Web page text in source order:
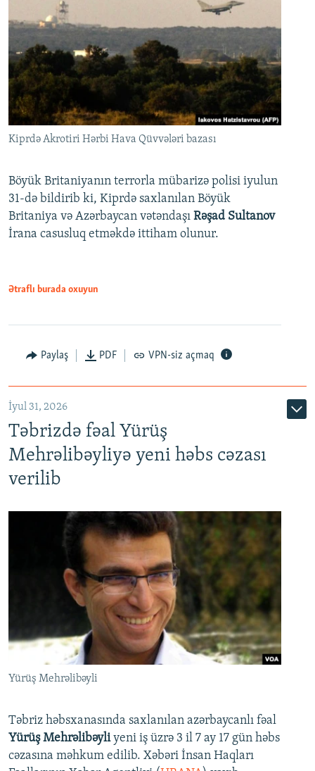
Kiprdə Akrotiri Hərbi Hava Qüvvələri bazası
Böyük Britaniyanın terrorla mübarizə polisi iyulun
31-də bildirib ki, Kiprdə saxlanılan Böyük
Britaniya və Azərbaycan vətəndaşı Rəşad Sultanov
İrana casusluq etməkdə ittiham olunur.
Ətraflı burada oxuyun
Paylaş PDF VPN-siz açmaq
İyul 31, 2026
Təbrizdə fəal Yürüş
Mehrəlibəyliyə yeni həbs cəzası
verilib
Yürüş Mehrəlibəyli
Təbriz həbsxanasında saxlanılan azərbaycanlı fəal
Yürüş Mehrəlibəyliyeni iş üzrə 3 il 7 ay 17 gün həbs
cəzasına məhkum edilib. Xəbəri İnsan Haqları